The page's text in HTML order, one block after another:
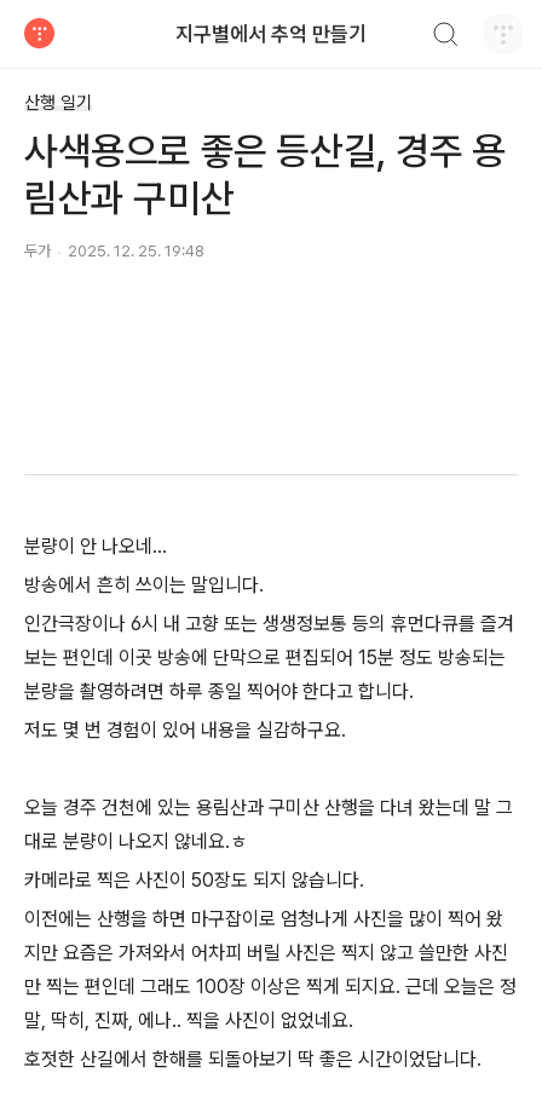
지구별에서 추억 만들기
산행 일기
사색용으로 좋은 등산길, 경주 용
림산과 구미산
두가 2025. 12. 25. 19:48
분량이 안 나오네...
방송에서 흔히 쓰이는 말입니다.
인간극장이나 6시 내 고향 또는 생생정보통 등의 휴먼다큐를 즐겨
보는 편인데 이곳 방송에 단막으로 편집되어 15분 정도 방송되는
분량을 촬영하려면 하루 종일 찍어야 한다고 합니다.
저도 몇 번 경험이 있어 내용을 실감하구요.
오늘 경주 건천에 있는 용림산과 구미산 산행을 다녀 왔는데 말 그
대로 분량이 나오지 않네요.ㅎ
카메라로 찍은 사진이 50장도 되지 않습니다.
이전에는 산행을 하면 마구잡이로 엄청나게 사진을 많이 찍어 왔
지만 요즘은 가져와서 어차피 버릴 사진은 찍지 않고 쓸만한 사진
만 찍는 편인데 그래도 100장 이상은 찍게 되지요. 근데 오늘은 정
말, 딱히, 진짜, 에나.. 찍을 사진이 없었네요.
호젓한 산길에서 한해를 되돌아보기 딱 좋은 시간이었답니다.